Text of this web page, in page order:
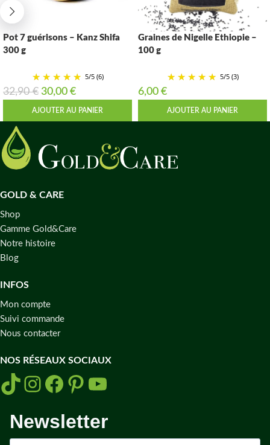
Pot 7 guérisons – Kanz Shifa
300 g
5/5 (6)
32,90€ 30,00 €
AJOUTER AU PANIER
Graines de Nigelle Ethiopie –
100 g
5/5 (3)
6,00 €
AJOUTER AU PANIER
GOLD & CARE
Shop
Gamme Gold&Care
Notre histoire
Blog
INFOS
Mon compte
Suivi commande
Nous contacter
NOS RÉSEAUX SOCIAUX
Newsletter